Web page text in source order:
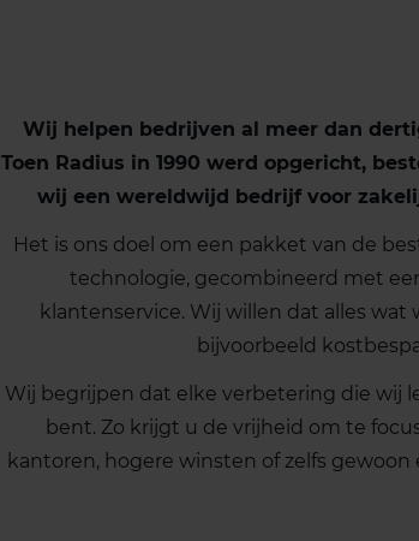
Wij helpen bedrijven al meer dan
Toen Radius in 1990 werd opgericht,
wij een wereldwijd bedrijf voor
Het is ons doel om een pakket van de
technologie, gecombineerd met
klantenservice. Wij willen dat alles
bijvoorbeeld
Wij begrijpen dat elke verbetering die wij
bent. Zo krijgt u de vrijheid om te
kantoren, hogere winsten of zelfs